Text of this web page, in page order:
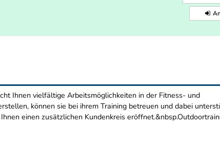
Ihnen vielfältige Arbeitsmöglichkeiten in der Fitness- und
können sie bei ihrem Training betreuen und dabei
einen zusätzlichen Kundenkreis